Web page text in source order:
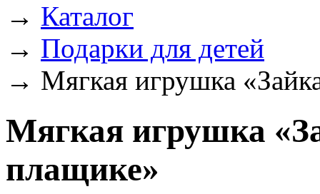
→ Каталог
→ Подарки для детей
→ Мягкая игрушка
Мягкая игрушка
плащике»